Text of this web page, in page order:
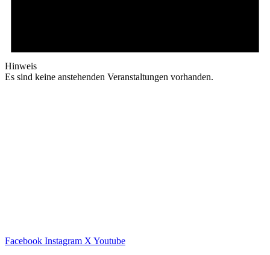
Hinweis
Es sind keine anstehenden Veranstaltungen vorhanden.
Facebook Instagram X Youtube